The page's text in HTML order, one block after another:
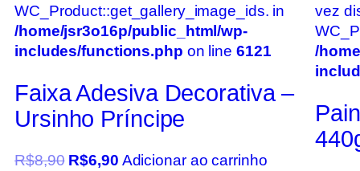
WC_Product::get_gallery_image_ids. in
/home/jsr3o16p/public_html/wp-
includes/functions.php on line 6121
Faixa Adesiva Decorativa –
Ursinho Príncipe
R$8,90 R$6,90 Adicionar ao carrinho
vez
/